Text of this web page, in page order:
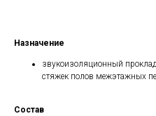
Назначение
звукоизоляционный
стяжек полов межэтажных
Состав